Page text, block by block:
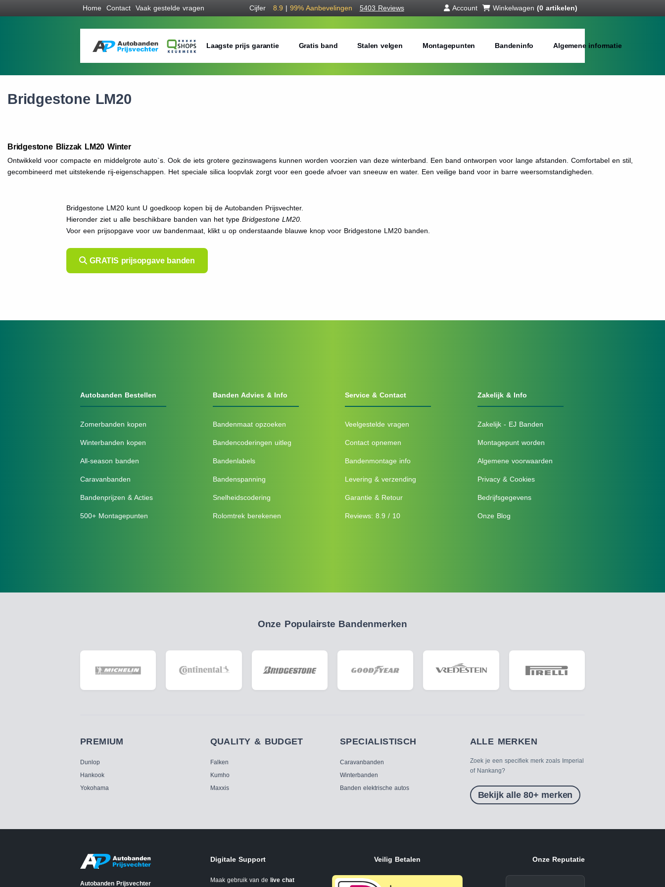
Home Contact Vaak gestelde vragen Cijfer 8.9 | 99% Aanbevelingen 5403 Reviews Account Winkelwagen (0 artikelen)
Laagste prijs garantie Gratis band Stalen velgen Montagepunten Bandeninfo Algemene informatie
Bridgestone LM20
Bridgestone Blizzak LM20 Winter
Ontwikkeld voor compacte en middelgrote auto`s. Ook de iets grotere gezinswagens kunnen worden voorzien van deze winterband. Een band ontworpen voor lange afstanden. Comfortabel en stil,
gecombineerd met uitstekende rij-eigenschappen. Het speciale silica loopvlak zorgt voor een goede afvoer van sneeuw en water. Een veilige band voor in barre weersomstandigheden.
Bridgestone LM20 kunt U goedkoop kopen bij de Autobanden Prijsvechter.
Hieronder ziet u alle beschikbare banden van het typeBridgestone LM20.
Voor een prijsopgave voor uw bandenmaat, klikt u op onderstaande blauwe knop voor Bridgestone LM20 banden.
GRATIS prijsopgave banden
Autobanden Bestellen
Zomerbanden kopen
Winterbanden kopen
All-season banden
Caravanbanden
Bandenprijzen & Acties
500+ Montagepunten
Banden Advies & Info
Bandenmaat opzoeken
Bandencoderingen uitleg
Bandenlabels
Bandenspanning
Snelheidscodering
Rolomtrek berekenen
Service & Contact
Veelgestelde vragen
Contact opnemen
Bandenmontage info
Levering & verzending
Garantie & Retour
Reviews: 8.9 / 10
Zakelijk & Info
Zakelijk - EJ Banden
Montagepunt worden
Algemene voorwaarden
Privacy & Cookies
Bedrijfsgegevens
Onze Blog
Onze Populairste Bandenmerken
PREMIUM
Dunlop
Hankook
Yokohama
QUALITY & BUDGET
Falken
Kumho
Maxxis
SPECIALISTISCH
Caravanbanden
Winterbanden
Banden elektrische autos
ALLE MERKEN
Zoek je een specifiek merk zoals Imperial
of Nankang?
Bekijk alle 80+ merken
Autobanden Prijsvechter
Digitale Support
Maak gebruik van de live chat
Veilig Betalen Onze Reputatie